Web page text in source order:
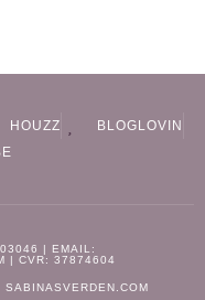
HOUZZ
BLOGLOVIN
| EMAIL:
| CVR: 37874604